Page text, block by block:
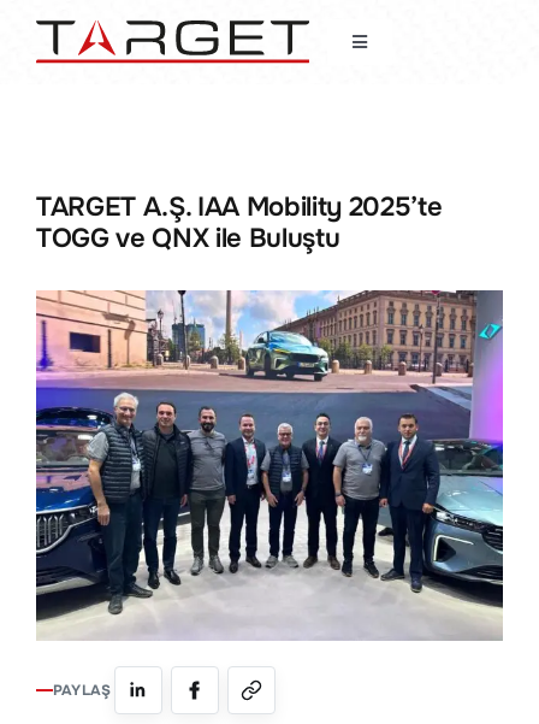
Toggle
Haberler
Faaliyet Alanları
Müşterilerimiz
İletişim
TARGET A.Ş. IAA Mobility 2025’te
TOGG ve QNX ile Buluştu
PAYLAŞ